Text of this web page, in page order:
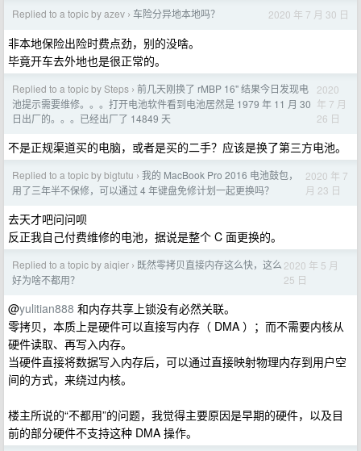
Replied to a topic by azev › 车险分异地本地吗？ 2020 年 7 月 30 日
非本地保险出险时费点劲，别的没啥。
毕竟开车去外地也是很正常的。
Replied to a topic by Steps › 前几天刚换了 rMBP 16" 结果今日发现电
池提示需要维修。。。打开电池软件看到电池居然是 1979 年 11 月 30
日出厂的。。。已经出厂了 14849 天
2020
年 7 月
26 日
不是正规渠道买的电脑，或者是买的二手？应该是换了第三方电池。
Replied to a topic by bigtutu › 我的 MacBook Pro 2016 电池鼓包，
用了三年半不保修，可以通过 4 年键盘免修计划一起更换吗？
2020 年 7
月 23 日
去天才吧问问呗
反正我自己付费维修的电池，据说是整个 C 面更换的。
Replied to a topic by aiqier › 既然零拷贝直接内存这么快，这么
好为啥不都用？
2020 年 5 月
25 日
@yulitian888 和内存共享上锁没有必然关联。
零拷贝，本质上是硬件可以直接写内存（ DMA ）；而不需要内核从
硬件读取、再写入内存。
当硬件直接将数据写入内存后，可以通过直接映射物理内存到用户空
间的方式，来绕过内核。
楼主所说的“不都用”的问题，我觉得主要原因是早期的硬件，以及目
前的部分硬件不支持这种 DMA 操作。